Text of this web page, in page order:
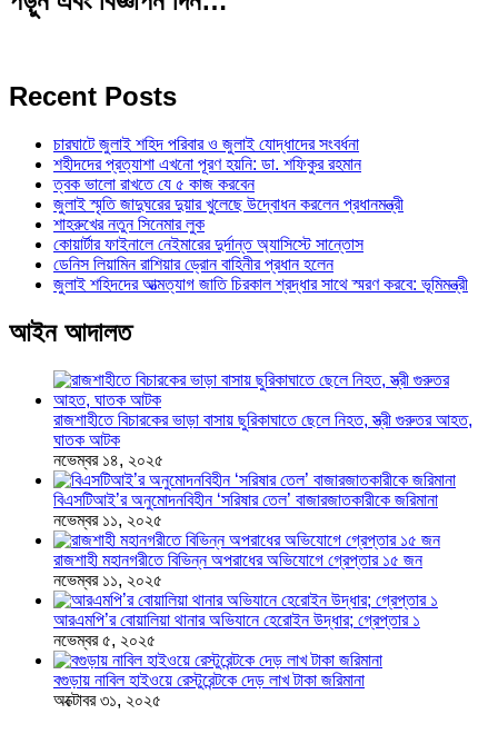
Recent Posts
চারঘাটে জুলাই শহিদ পরিবার ও জুলাই যোদ্ধাদের সংবর্ধনা
শহীদদের প্রত্যাশা এখনো পূরণ হয়নি: ডা. শফিকুর রহমান
ত্বক ভালো রাখতে যে ৫ কাজ করবেন
জুলাই স্মৃতি জাদুঘরের দুয়ার খুলেছে উদ্বোধন করলেন প্রধানমন্ত্রী
শাহরুখের নতুন সিনেমার লুক
কোয়ার্টার ফাইনালে নেইমারের দুর্দান্ত অ্যাসিস্টে সান্তোস
ডেনিস লিয়ামিন রাশিয়ার ড্রোন বাহিনীর প্রধান হলেন
জুলাই শহিদদের আত্মত্যাগ জাতি চিরকাল শ্রদ্ধার সাথে স্মরণ করবে: ভূমিমন্ত্রী
আইন আদালত
রাজশাহীতে বিচারকের ভাড়া বাসায় ছুরিকাঘাতে ছেলে নিহত, স্ত্রী গুরুতর আহত,
ঘাতক আটক
নভেম্বর ১৪, ২০২৫
বিএসটিআই’র অনুমোদনবিহীন ‘সরিষার তেল’ বাজারজাতকারীকে জরিমানা
নভেম্বর ১১, ২০২৫
রাজশাহী মহানগরীতে বিভিন্ন অপরাধের অভিযোগে গ্রেপ্তার ১৫ জন
নভেম্বর ১১, ২০২৫
আরএমপি’র বোয়ালিয়া থানার অভিযানে হেরোইন উদ্ধার; গ্রেপ্তার ১
নভেম্বর ৫, ২০২৫
বগুড়ায় নাবিল হাইওয়ে রেস্টুরেন্টকে দেড় লাখ টাকা জরিমানা
অক্টোবর ৩১, ২০২৫